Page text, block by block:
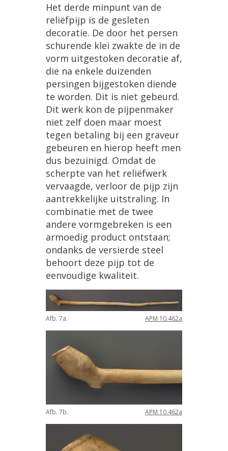
Het derde minpunt van de
reliëfpijp is de gesleten
decoratie. De door het persen
schurende klei zwakte de in de
vorm uitgestoken decoratie af,
die na enkele duizenden
persingen bijgestoken diende
te worden. Dit is niet gebeurd.
Dit werk kon de pijpenmaker
niet zelf doen maar moest
tegen betaling bij een graveur
gebeuren en hierop heeft men
dus bezuinigd. Omdat de
scherpte van het reliëfwerk
vervaagde, verloor de pijp zijn
aantrekkelijke uitstraling. In
combinatie met de twee
andere vormgebreken is een
armoedig product ontstaan;
ondanks de versierde steel
behoort deze pijp tot de
eenvoudige kwaliteit.
Afb. 7a. APM 10.462a
Afb. 7b. APM 10.462a